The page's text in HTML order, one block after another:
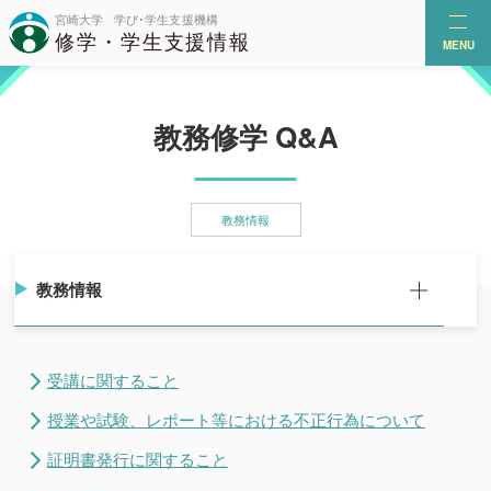
MENU
教務修学 Q&A
教務情報
受講に関すること
授業や試験、レポート等における不正行為について
証明書発行に関すること
教務情報